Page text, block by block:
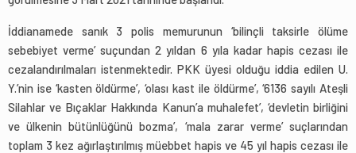
İddianamede sanık 3 polis memurunun ‘bilinçli taksirle ölüme
sebebiyet verme’ suçundan 2 yıldan 6 yıla kadar hapis cezası ile
cezalandırılmaları istenmektedir. PKK üyesi olduğu iddia edilen U.
Y.’nin ise ‘kasten öldürme’, ‘olası kast ile öldürme’, ‘6136 sayılı Ateşli
Silahlar ve Bıçaklar Hakkında Kanun’a muhalefet’, ‘devletin birliğini
ve ülkenin bütünlüğünü bozma’, ‘mala zarar verme’ suçlarından
toplam 3 kez ağırlaştırılmış müebbet hapis ve 45 yıl hapis cezası ile